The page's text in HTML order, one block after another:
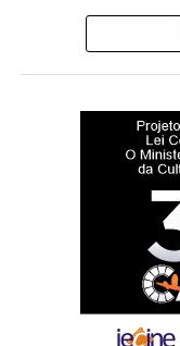
planejada para
acessíveis e
Durante a
Battistella afirmou
um reforço na
“Hoje
mais